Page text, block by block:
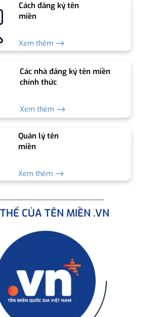
Cách đăng ký tên
miền
Xem thêm ⟶
Các nhà đăng ký tên miền
chính thức
Xem thêm ⟶
Quản lý tên
miền
Xem thêm ⟶
CỦA TÊN MIỀN .VN